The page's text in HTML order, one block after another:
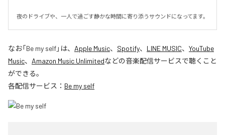
夜のドライブや、一人で過ごす静かな時間に寄り添うサウンドになってます。
なお「Be my self」は、 Apple Music、 Spotify、 LINE MUSIC、 YouTube
Music、 Amazon Music Unlimitedなどの音楽配信サービスで聴くこと
ができる。
各配信サービス： Be my self